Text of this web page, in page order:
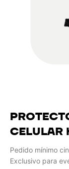
Pedido mínimo
Exclusivo para